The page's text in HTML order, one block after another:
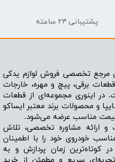
مرجع تخصصی فروش لوازم یدکی
برقی، پیچ و مهره، خارجات
در اینوری مجموعه‌ای از قطعات
و محصولات برند معتبر ایساکو
و ارائه مشاوره تخصصی، تلاش
خودروی خود را با اطمینان
کوتاه‌ترین زمان پردازش و به
پشتیبانی ۲۴ ساعته